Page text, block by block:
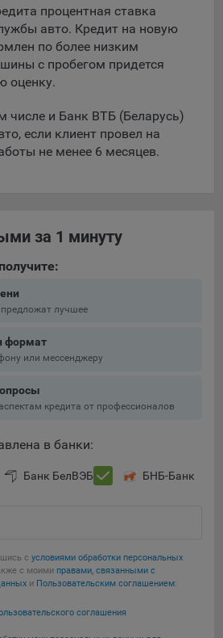
данных может удалить ранее
выбрав соответствующую
управления можно ознакомиться,
ведущим на
может направить сообщение с
в части использования
cookie-файлов не позволит
работы Сайта
пользователей
«Яндекс». Адрес: г. Москва, ул.
процентная ставка
авто. Кредит на новую
по более низким
с пробегом придется
оценку.
числе и Банк ВТБ (Беларусь)
если клиент провел на
не менее 6 месяцев.
за 1 минуту
лучшее
формат
или мессенджеру
кредита от профессионалов
в банки:
Банк БелВЭБ БНБ-Банк
с условиями обработки персональных
с моими правами, связанными с
и Пользовательским соглашением:
соглашения